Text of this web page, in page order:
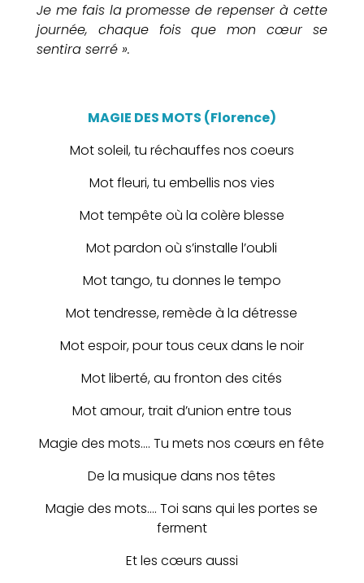
Je me fais la promesse de repenser à cette
journée, chaque fois que mon cœur se
sentira serré ».
MAGIE DES MOTS (Florence)
Mot soleil, tu réchauffes nos coeurs
Mot fleuri, tu embellis nos vies
Mot tempête où la colère blesse
Mot pardon où s’installe l’oubli
Mot tango, tu donnes le tempo
Mot tendresse, remède à la détresse
Mot espoir, pour tous ceux dans le noir
Mot liberté, au fronton des cités
Mot amour, trait d’union entre tous
Magie des mots…. Tu mets nos cœurs en fête
De la musique dans nos têtes
Magie des mots…. Toi sans qui les portes se
ferment
Et les cœurs aussi